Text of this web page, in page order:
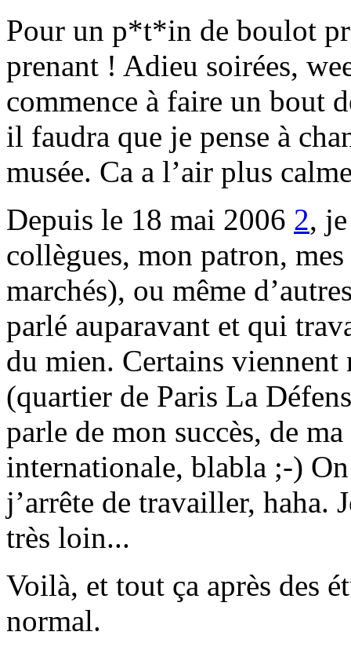
Pour un p*t*in de boulot
prenant ! Adieu soirées,
commence à faire un bout
il faudra que je pense à
musée. Ca a l’air plus
Depuis le 18 mai 2006 2,
collègues, mon patron,
marchés), ou même
parlé auparavant et qui
du mien. Certains viennent
(quartier de Paris La
parle de mon succès, de
internationale, blabla ;-)
j’arrête de travailler, haha.
très loin...
Voilà, et tout ça après des
normal.